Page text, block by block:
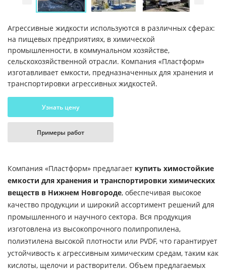
Агрессивные жидкости используются в различных сферах:
на пищевых предприятиях, в химической
промышленности, в коммунальном хозяйстве,
сельскохозяйственной отрасли. Компания «Пластформ»
изготавливает емкости, предназначенных для хранения и
транспортировки агрессивных жидкостей.
Узнать цену
Примеры работ
Компания «Пластформ» предлагает купить химостойкие
емкости для хранения и транспортировки химических
веществ в Нижнем Новгороде, обеспечивая высокое
качество продукции и широкий ассортимент решений для
промышленного и научного сектора. Вся продукция
изготовлена из высокопрочного полипропилена,
полиэтилена высокой плотности или PVDF, что гарантирует
устойчивость к агрессивным химическим средам, таким как
кислоты, щелочи и растворители. Объем предлагаемых